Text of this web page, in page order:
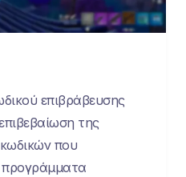
επιβράβευσης
της
που
προγράμματα